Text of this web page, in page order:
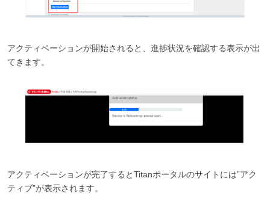
アクティベーションが開始されると、進捗状況を確認する表示が出
てきます。
アクティベーションが完了するとTitanポータルのサイトには”アク
ティブ”が表示されます。